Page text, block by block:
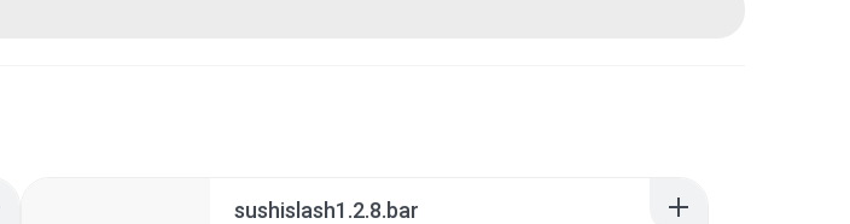
sushislash1.2.8.bar